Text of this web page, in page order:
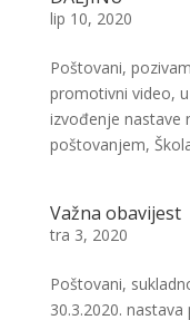
lip 10, 2020
Poštovani,
promotivni video,
izvođenje nastave
poštovanjem,
Važna obavijest
tra 3, 2020
Poštovani,
30.3.2020.